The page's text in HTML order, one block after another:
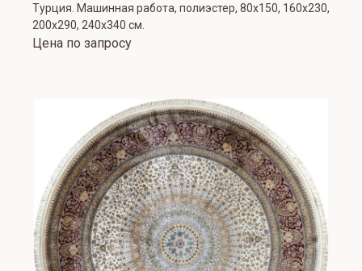
Турция. Машинная работа, полиэстер, 80х150, 160х230,
200х290, 240х340 см.
Цена по запросу